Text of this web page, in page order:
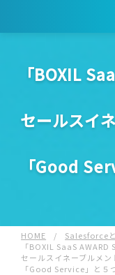
「BOXIL
セールスイ
「Good
HOME / Salesforce
「BOXIL SaaS AWARD
セールスイネーブルメン
「Good Service」と５